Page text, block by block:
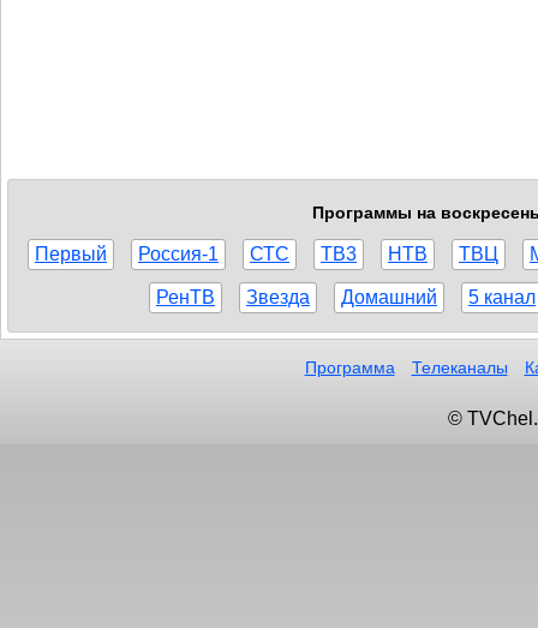
Программы на
Первый Россия-1 СТС ТВ3 НТВ ТВЦ
РенТВ Звезда Домашний 5 канал
Программа Телеканалы
©